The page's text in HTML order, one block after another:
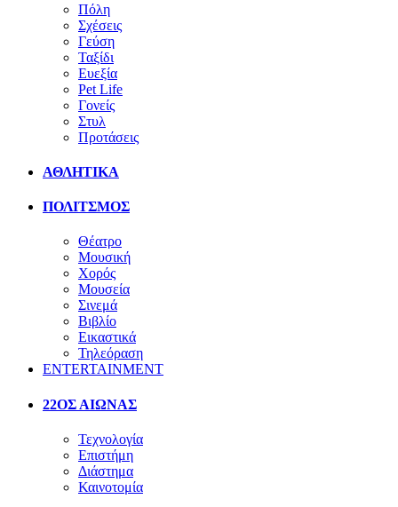
Πόλη
Σχέσεις
Γεύση
Ταξίδι
Ευεξία
Pet Life
Γονείς
Στυλ
Προτάσεις
ΑΘΛΗΤΙΚΑ
ΠΟΛΙΤΣΜΟΣ
Θέατρο
Μουσική
Χορός
Μουσεία
Σινεμά
Βιβλίο
Εικαστικά
Τηλεόραση
ENTERTAINMENT
22ΟΣ ΑΙΩΝΑΣ
Τεχνολογία
Επιστήμη
Διάστημα
Καινοτομία